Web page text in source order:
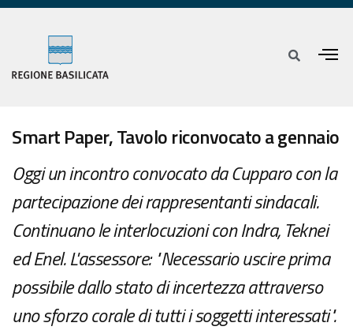
Smart Paper, Tavolo riconvocato a gennaio
Oggi un incontro convocato da Cupparo con la
partecipazione dei rappresentanti sindacali.
Continuano le interlocuzioni con Indra, Teknei
ed Enel. L'assessore: "Necessario uscire prima
possibile dallo stato di incertezza attraverso
uno sforzo corale di tutti i soggetti interessati".